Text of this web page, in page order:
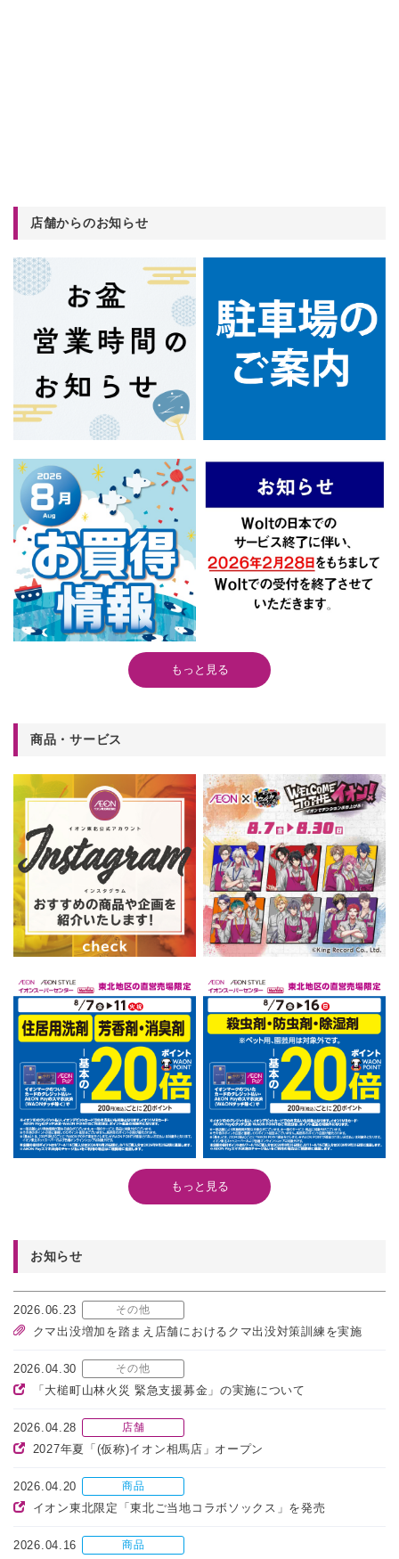
店舗からのお知らせ
もっと見る
商品・サービス
もっと見る
お知らせ
2026.06.23 その他
クマ出没増加を踏まえ店舗におけるクマ出没対策訓練を実施
2026.04.30 その他
「大槌町山林火災 緊急支援募金」の実施について
2026.04.28 店舗
2027年夏「(仮称)イオン相馬店」オープン
2026.04.20 商品
イオン東北限定「東北ご当地コラボソックス」を発売
2026.04.16 商品